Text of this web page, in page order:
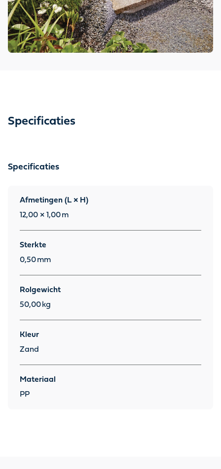
Specificaties
Specificaties
Afmetingen (L × H)
12,00 × 1,00 m
Sterkte
0,50 mm
Rolgewicht
50,00 kg
Kleur
Zand
Materiaal
PP